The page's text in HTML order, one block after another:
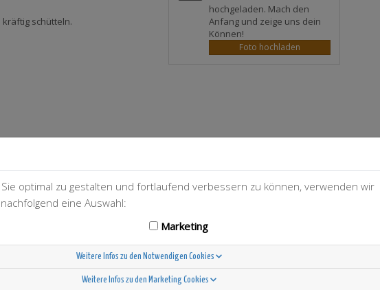
hochgeladen. Mach den
Anfang und zeige uns dein
Können!
Foto hochladen
kräftig schütteln.
optimal zu gestalten und fortlaufend verbessern zu können, verwenden wir
eine Auswahl:
Marketing
Weitere Infos zu den Notwendigen Cookies
Weitere Infos zu den Marketing Cookies